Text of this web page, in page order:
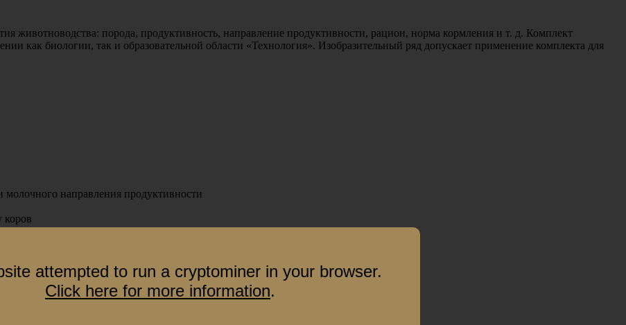
животноводства: порода, продуктивность, направление продуктивности, рацион, норма кормления и т. д. Комплект
как биологии, так и образовательной области «Технология». Изобразительный ряд допускает применение комплекта для
молочного направления продуктивности
attempted to run a cryptominer in your browser.
Click here for more information.